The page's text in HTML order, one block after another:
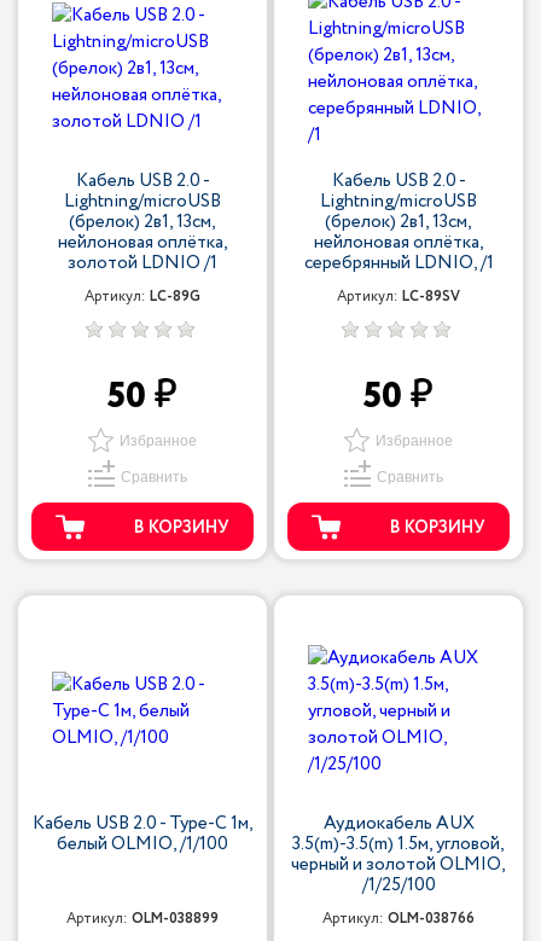
Кабель USB 2.0 -
Lightning/microUSB
(брелок) 2в1, 13см,
нейлоновая оплётка,
золотой LDNIO /1
Артикул: LC-89G
50
Избранное
Сравнить
В КОРЗИНУ
Кабель USB 2.0 -
Lightning/microUSB
(брелок) 2в1, 13см,
нейлоновая оплётка,
серебрянный LDNIO, /1
Артикул: LC-89SV
50
Избранное
Сравнить
В КОРЗИНУ
Кабель USB 2.0 - Type-C 1м,
белый OLMIO, /1/100
Артикул: OLM-038899
Аудиокабель AUX
3.5(m)-3.5(m) 1.5м, угловой,
черный и золотой OLMIO,
/1/25/100
Артикул: OLM-038766